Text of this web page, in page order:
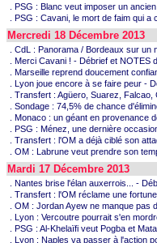
. PSG : Blanc veut imposer un ancien
. PSG : Cavani, le mort de faim qui a
Mercredi 18 Décembre 2013
. CdL : Panorama / Bordeaux sur
. Merci Cavani ! - Débrief et NOTES
. Marseille reprend doucement
. Lyon joue encore à se faire peur -
. Transfert : Agüero, Suarez,
. Sondage : 74,5% de chance
. Monaco : un géant en provenance
. PSG : Ménez, une dernière
. Transfert : l'OM a déjà ciblé son
. OM : Labrune veut prendre son
Mardi 17 Décembre 2013
. Nantes brise l'élan auxerrois... -
. Transfert : l'OM réclame une
. OM : Jordan Ayew ne manque pas
. Lyon : Vercoutre pourrait s'en
. PSG : Al-Khelaïfi veut Pogba et
. Lyon : Naples va passer à l'action